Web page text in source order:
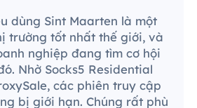
dùng Sint Maarten là một
trường tốt nhất thế giới, và
nghiệp đang tìm cơ hội
Nhờ Socks5 Residential
các phiên truy cập
bị giới hạn. Chúng rất phù